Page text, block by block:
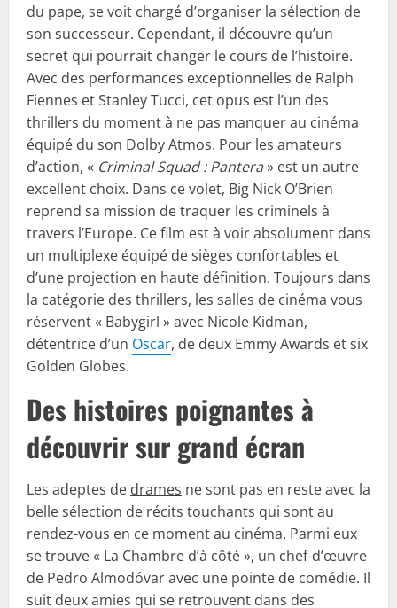
du pape, se voit chargé d’organiser la sélection de
son successeur. Cependant, il découvre qu’un
secret qui pourrait changer le cours de l’histoire.
Avec des performances exceptionnelles de Ralph
Fiennes et Stanley Tucci, cet opus est l’un des
thrillers du moment à ne pas manquer au cinéma
équipé du son Dolby Atmos. Pour les amateurs
d’action, « Criminal Squad : Pantera» est un autre
excellent choix. Dans ce volet, Big Nick O’Brien
reprend sa mission de traquer les criminels à
travers l’Europe. Ce film est à voir absolument dans
un multiplexe équipé de sièges confortables et
d’une projection en haute définition. Toujours dans
la catégorie des thrillers, les salles de cinéma vous
réservent « Babygirl » avec Nicole Kidman,
détentrice d’un Oscar, de deux Emmy Awards et six
Golden Globes.
Des histoires poignantes à
découvrir sur grand écran
Les adeptes de drames ne sont pas en reste avec la
belle sélection de récits touchants qui sont au
rendez-vous en ce moment au cinéma. Parmi eux
se trouve « La Chambre d’à côté », un chef-d’œuvre
de Pedro Almodóvar avec une pointe de comédie. Il
suit deux amies qui se retrouvent dans des